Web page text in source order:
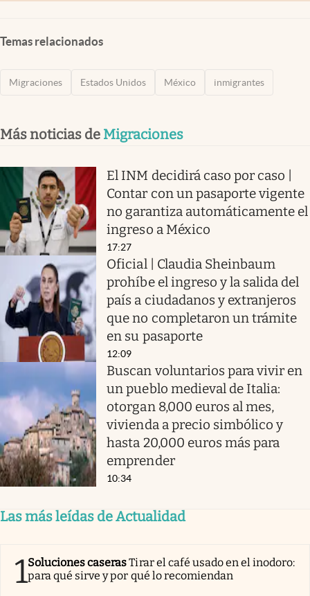
Temas relacionados
Migraciones Estados Unidos México inmigrantes
Más noticias de Migraciones
El INM decidirá caso por caso |
Contar con un pasaporte vigente
no garantiza automáticamente el
ingreso a México
17:27
Oficial | Claudia Sheinbaum
prohíbe el ingreso y la salida del
país a ciudadanos y extranjeros
que no completaron un trámite
en su pasaporte
12:09
Buscan voluntarios para vivir en
un pueblo medieval de Italia:
otorgan 8,000 euros al mes,
vivienda a precio simbólico y
hasta 20,000 euros más para
emprender
10:34
Las más leídas de Actualidad
1Soluciones caserasTirar el café usado en el inodoro:
para qué sirve y por qué lo recomiendan